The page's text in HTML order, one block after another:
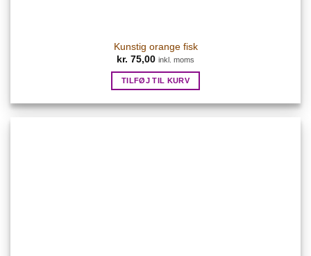
Kunstig orange fisk
kr. 75,00 inkl. moms
TILFØJ TIL KURV